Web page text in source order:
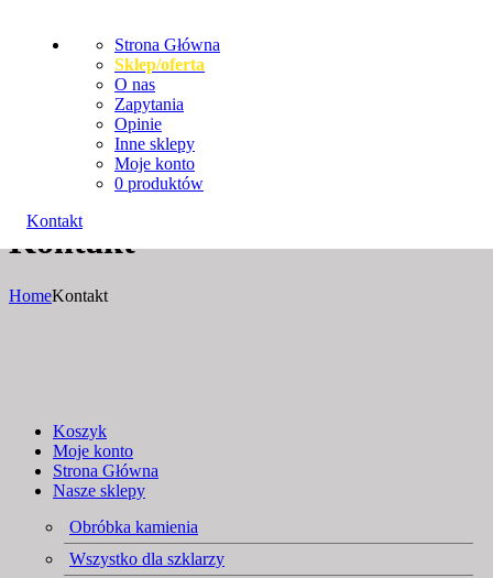
Strona Główna
Sklep/oferta
O nas
Zapytania
Opinie
Inne sklepy
Moje konto
0 produktów
Kontakt
Kontakt
HomeKontakt
Koszyk
Moje konto
Strona Główna
Nasze sklepy
Obróbka kamienia
Wszystko dla szklarzy